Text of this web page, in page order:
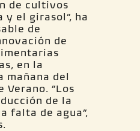
de cultivos
y el girasol”, ha
de
de
en la
mañana del
Verano. “Los
de la
falta de agua”,